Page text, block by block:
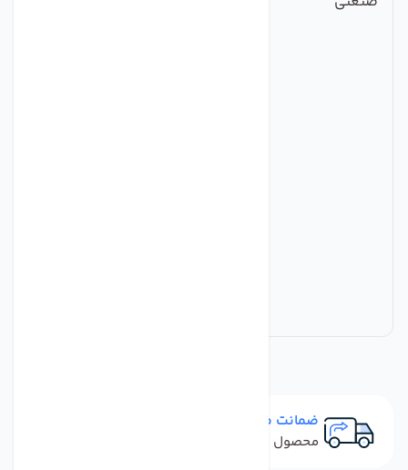
ضمانت مرجوعی
محصول نباید آسیب دیده باشد